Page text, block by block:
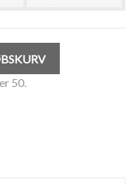
50.